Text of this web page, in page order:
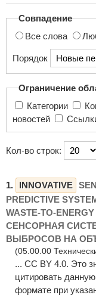
Совпадение
Все слова
Порядок
Ограничение
Категории
новостей
Кол-во строк:
1.
INNOVATIVE
PREDICTIVE
WASTE-TO-
СЕНСОРНАЯ
ВЫБРОСОВ НА
(05.00.00
... CC BY 4.0. Это
цитировать
формате при